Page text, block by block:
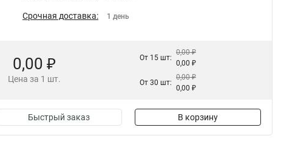
Срочная доставка: 1 день
0,00 ₽
Цена за 1 шт.
От 15 шт:
0,00 ₽
0,00 ₽
От 30 шт:
0,00 ₽
0,00 ₽
Быстрый заказ В корзину